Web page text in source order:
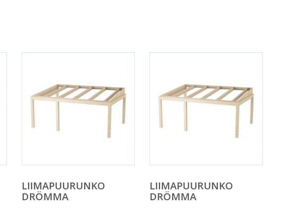
LIIMAPUURUNKO
DRÖMMA
LIIMAPUURUNKO
DRÖMMA